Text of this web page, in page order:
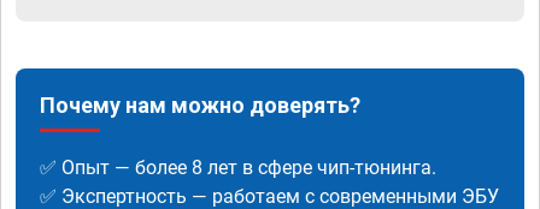
Почему нам можно доверять?
✅ Опыт — более 8 лет в сфере чип-тюнинга.
✅ Экспертность — работаем с современными ЭБУ